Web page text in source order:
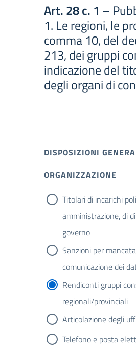
Art. 28 c. 1 –
1. Le regioni, le
comma 10, del
213, dei gruppi
indicazione del
degli organi di
DISPOSIZIONI
ORGANIZZAZIONE
Titolari di incarichi
amministrazione, di
governo
Sanzioni per mancata
comunicazione dei
Rendiconti gruppi
regionali/provinciali
Articolazione degli
Telefono e posta